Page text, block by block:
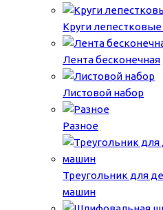
Круги
Лента бесконечная
Листовой набор
Разное
Треугольник для
машин